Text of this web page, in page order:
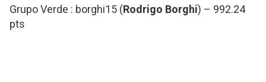
Grupo Verde : borghi15 (Rodrigo Borghi) – 992.24
pts